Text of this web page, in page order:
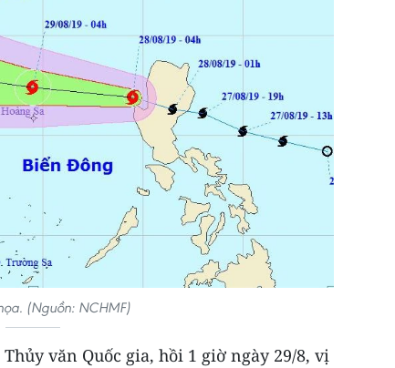
(Nguồn: NCHMF)
văn Quốc gia, hồi 1 giờ ngày 29/8, vị